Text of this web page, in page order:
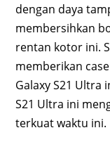
dengan daya
membersihkan
rentan kotor ini.
memberikan
Galaxy S21 Ultra
S21 Ultra ini
terkuat waktu ini.